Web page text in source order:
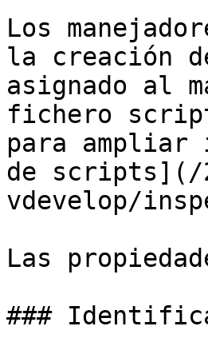
Los
la creación
asignado al
fichero
para
de scripts](/
vdevelop/
Las
###